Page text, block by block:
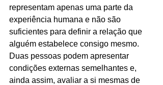
representam apenas uma parte da
experiência humana e não são
suficientes para definir a relação que
alguém estabelece consigo mesmo.
Duas pessoas podem apresentar
condições externas semelhantes e,
ainda assim, avaliar a si mesmas de